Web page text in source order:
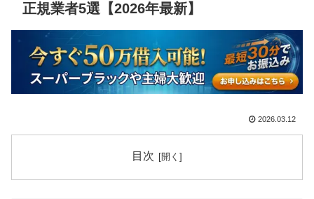
正規業者5選【2026年最新】
2026.03.12
目次